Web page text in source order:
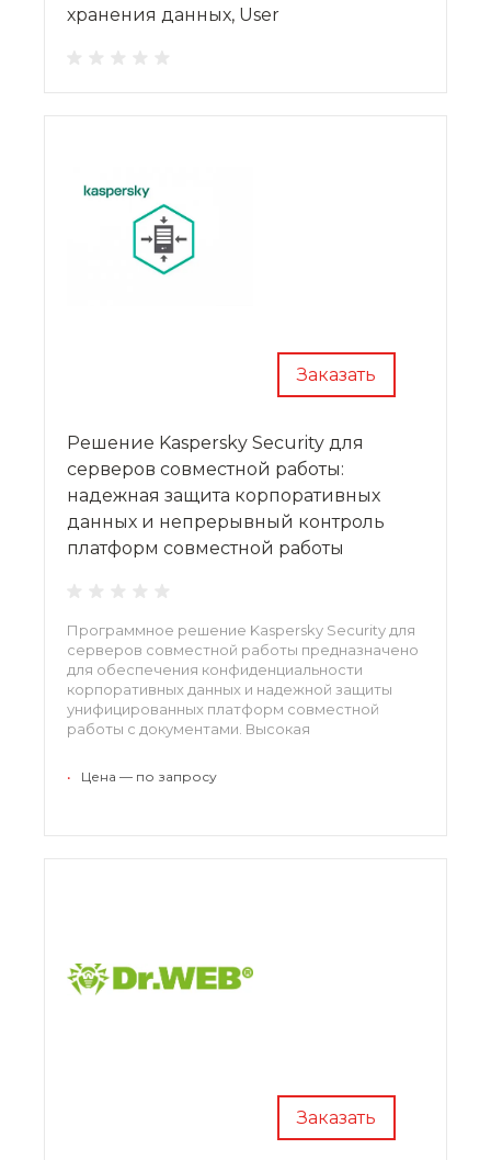
хранения данных, User
Заказать
Решение Kaspersky Security для
серверов совместной работы:
надежная защита корпоративных
данных и непрерывный контроль
платформ совместной работы
Программное решение Kaspersky Security для
серверов совместной работы предназначено
для обеспечения конфиденциальности
корпоративных данных и надежной защиты
унифицированных платформ совместной
работы с документами. Высокая
администрирования.
• Цена — по запросу
Заказать